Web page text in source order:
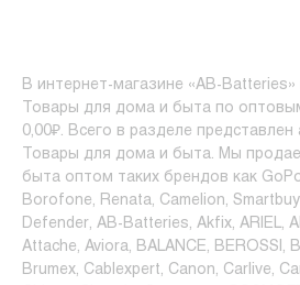
В интернет-магазине «AB-
Товары для дома и быта по
0,00₽. Всего в разделе
Товары для дома и быта. Мы
быта оптом таких брендов как
Borofone, Renata, Camelion,
Defender, AB-Batteries, Akfix, ARIEL,
Attache, Aviora, BALANCE, BEROSSI,
Brumex, Cablexpert, Canon, Carlive,